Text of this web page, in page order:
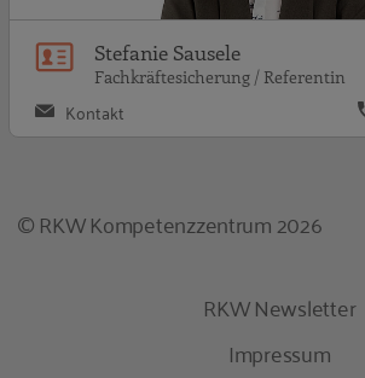
Stefanie Sausele
Fachkräftesicherung / Referentin
Kontakt
© RKW Kompetenzzentrum 2026
RKW Newsletter
Impressum